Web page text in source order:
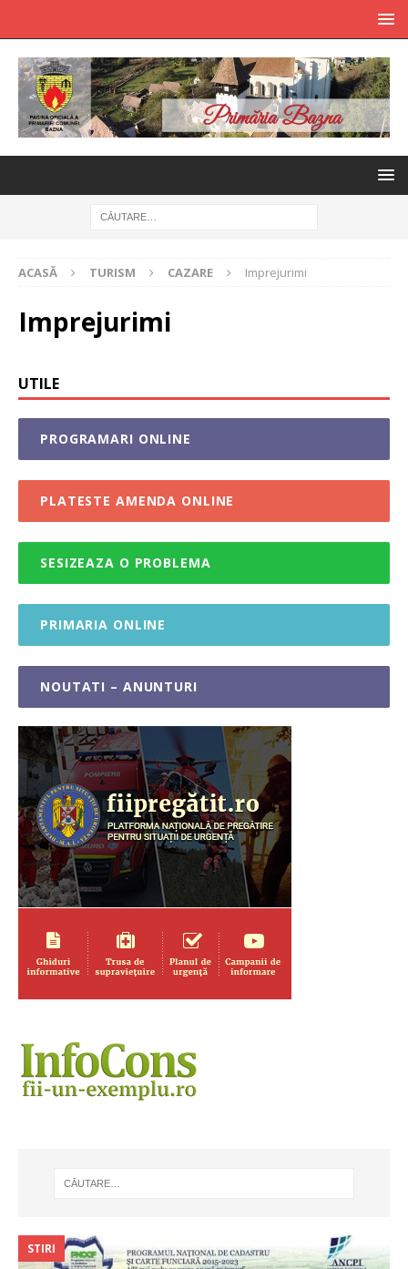
ACASĂ TURISM CAZARE Imprejurimi
Imprejurimi
UTILE
PROGRAMARI ONLINE
PLATESTE AMENDA ONLINE
SESIZEAZA O PROBLEMA
PRIMARIA ONLINE
NOUTATI – ANUNTURI
STIRI